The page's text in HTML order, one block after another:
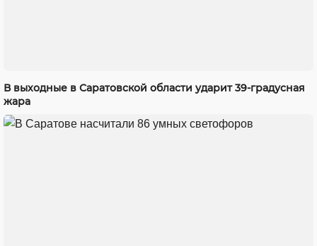
В выходные в Саратовской области ударит 39-градусная
жара